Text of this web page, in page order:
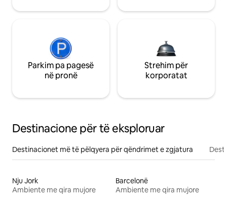
Parkim pa pagesë
në pronë
Strehim për
korporatat
Destinacione për të eksploruar
Destinacionet më të pëlqyera për qëndrimet e zgjatura
Nju Jork
Ambiente me qira mujore
Barcelonë
Ambiente me qira mujore